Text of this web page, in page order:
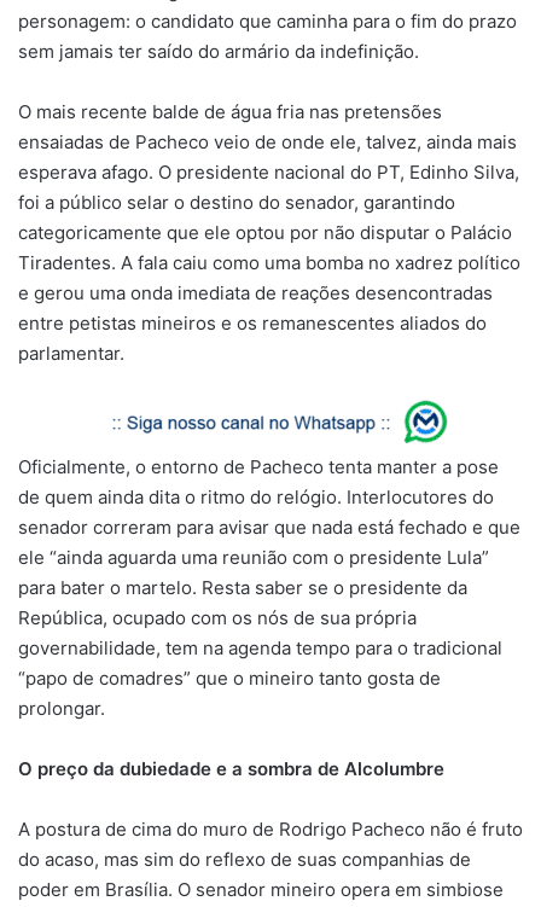
personagem: o candidato que caminha para o fim do prazo
sem jamais ter saído do armário da indefinição.
O mais recente balde de água fria nas pretensões
ensaiadas de Pacheco veio de onde ele, talvez, ainda mais
esperava afago. O presidente nacional do PT, Edinho Silva,
foi a público selar o destino do senador, garantindo
categoricamente que ele optou por não disputar o Palácio
Tiradentes. A fala caiu como uma bomba no xadrez político
e gerou uma onda imediata de reações desencontradas
entre petistas mineiros e os remanescentes aliados do
parlamentar.
Oficialmente, o entorno de Pacheco tenta manter a pose
de quem ainda dita o ritmo do relógio. Interlocutores do
senador correram para avisar que nada está fechado e que
ele “ainda aguarda uma reunião com o presidente Lula”
para bater o martelo. Resta saber se o presidente da
República, ocupado com os nós de sua própria
governabilidade, tem na agenda tempo para o tradicional
“papo de comadres” que o mineiro tanto gosta de
prolongar.
O preço da dubiedade e a sombra de Alcolumbre
A postura de cima do muro de Rodrigo Pacheco não é fruto
do acaso, mas sim do reflexo de suas companhias de
poder em Brasília. O senador mineiro opera em simbiose